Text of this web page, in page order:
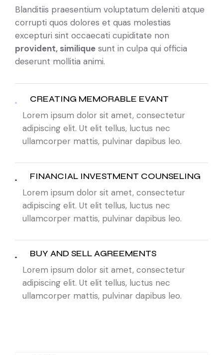
Blanditiis praesentium voluptatum deleniti atque
corrupti quos dolores et quas molestias
excepturi sint occaecati cupiditate non
provident, similique sunt in culpa qui officia
deserunt mollitia animi.
CREATING MEMORABLE EVANT
Lorem ipsum dolor sit amet, consectetur
adipiscing elit. Ut elit tellus, luctus nec
ullamcorper mattis, pulvinar dapibus leo.
FINANCIAL INVESTMENT COUNSELING
Lorem ipsum dolor sit amet, consectetur
adipiscing elit. Ut elit tellus, luctus nec
ullamcorper mattis, pulvinar dapibus leo.
BUY AND SELL AGREEMENTS
Lorem ipsum dolor sit amet, consectetur
adipiscing elit. Ut elit tellus, luctus nec
ullamcorper mattis, pulvinar dapibus leo.